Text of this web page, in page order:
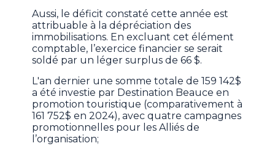
Aussi, le déficit constaté cette année est
attribuable à la dépréciation des
immobilisations. En excluant cet élément
comptable, l’exercice financier se serait
soldé par un léger surplus de 66 $.
L'an dernier une somme totale de 159 142$
a été investie par Destination Beauce en
promotion touristique (comparativement à
161 752$ en 2024), avec quatre campagnes
promotionnelles pour les Alliés de
l’organisation;